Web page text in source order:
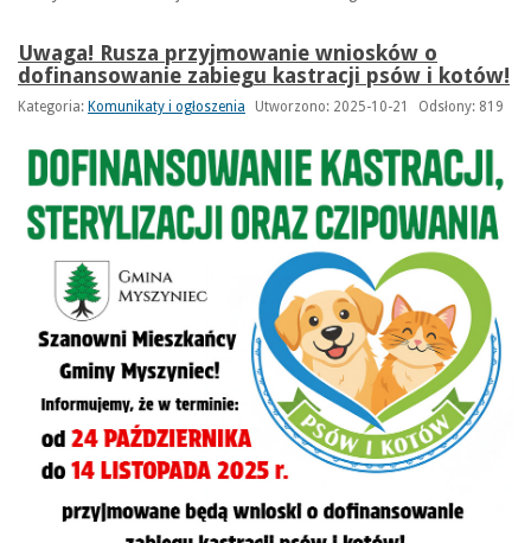
Uwaga! Rusza przyjmowanie wniosków o
dofinansowanie zabiegu kastracji psów i kotów!
Kategoria: Komunikaty i ogłoszenia Utworzono: 2025-10-21 Odsłony: 819